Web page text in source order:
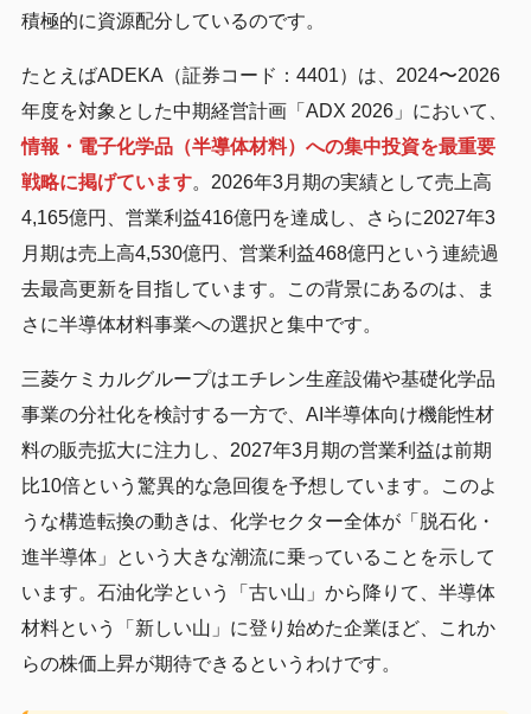
積極的に資源配分しているのです。
たとえばADEKA（証券コード：4401）は、2024〜2026
年度を対象とした中期経営計画「ADX 2026」において、
情報・電子化学品（半導体材料）への集中投資を最重要
戦略に掲げています。2026年3月期の実績として売上高
4,165億円、営業利益416億円を達成し、さらに2027年3
月期は売上高4,530億円、営業利益468億円という連続過
去最高更新を目指しています。この背景にあるのは、ま
さに半導体材料事業への選択と集中です。
三菱ケミカルグループはエチレン生産設備や基礎化学品
事業の分社化を検討する一方で、AI半導体向け機能性材
料の販売拡大に注力し、2027年3月期の営業利益は前期
比10倍という驚異的な急回復を予想しています。このよ
うな構造転換の動きは、化学セクター全体が「脱石化・
進半導体」という大きな潮流に乗っていることを示して
います。石油化学という「古い山」から降りて、半導体
材料という「新しい山」に登り始めた企業ほど、これか
らの株価上昇が期待できるというわけです。